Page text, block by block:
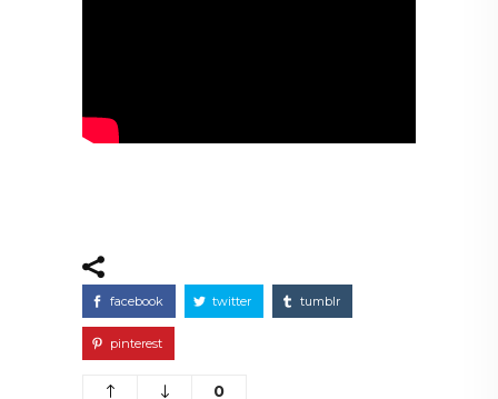
facebook twitter tumblr
pinterest
0